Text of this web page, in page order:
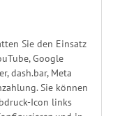
Sie den Einsatz
Google
dash.bar, Meta
Sie können
Icon links